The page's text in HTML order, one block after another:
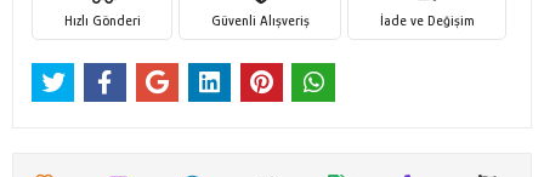
Hızlı Gönderi Güvenli Alışveriş İade ve Değişim